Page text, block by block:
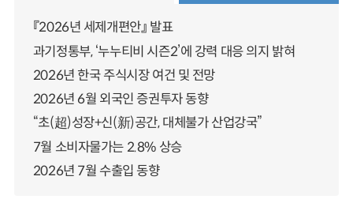
『2026년 세제개편안』 발표
과기정통부, ‘누누티비 시즌2’에 강력 대응 의지 밝혀
2026년 한국 주식시장 여건 및 전망
2026년 6월 외국인 증권투자 동향
“초(超)성장+신(新)공간, 대체불가 산업강국”
7월 소비자물가는 2.8% 상승
2026년 7월 수출입 동향